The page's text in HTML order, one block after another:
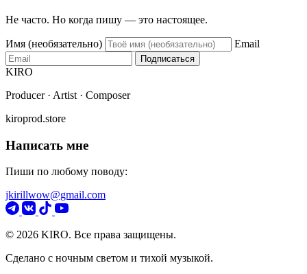
Не часто. Но когда пишу — это настоящее.
Имя (необязательно) Email
Подписаться
KIRO
Producer · Artist · Composer
kiroprod.store
Написать мне
Пиши по любому поводу:
jkirillwow@gmail.com
© 2026 KIRO. Все права защищены.
Сделано с ночным светом и тихой музыкой.